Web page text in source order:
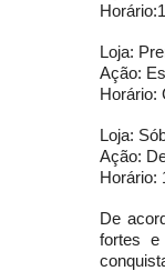
Loja:
Ação:
Horário:
Loja:
Ação:
Horário:
De
fortes e